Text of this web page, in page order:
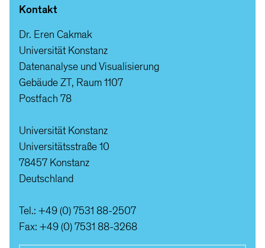
Kontakt
Dr. Eren Cakmak
Universität Konstanz
Datenanalyse und Visualisierung
Gebäude ZT, Raum 1107
Postfach 78
Universität Konstanz
Universitätsstraße 10
78457 Konstanz
Deutschland
Tel.: +49 (0) 7531 88-2507
Fax: +49 (0) 7531 88-3268